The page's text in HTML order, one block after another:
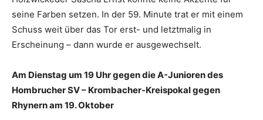
seine Farben setzen. In der 59. Minute trat er mit einem
Schuss weit über das Tor erst- und letztmalig in
Erscheinung – dann wurde er ausgewechselt.
Am Dienstag um 19 Uhr gegendieA-Junioren des
Hombrucher SV– Krombacher-Kreispokal gegen
Rhynern am 19. Oktober